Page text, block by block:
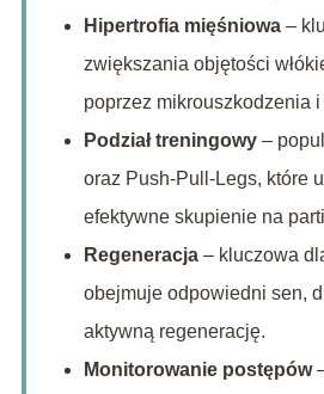
Hipertrofia mięśniowa–
zwiększania objętości
poprzez mikrouszkodzenia
Podział treningowy–
oraz Push-Pull-Legs, które
efektywne skupienie na
Regeneracja– kluczowa
obejmuje odpowiedni sen,
aktywną regenerację.
Monitorowanie postępów